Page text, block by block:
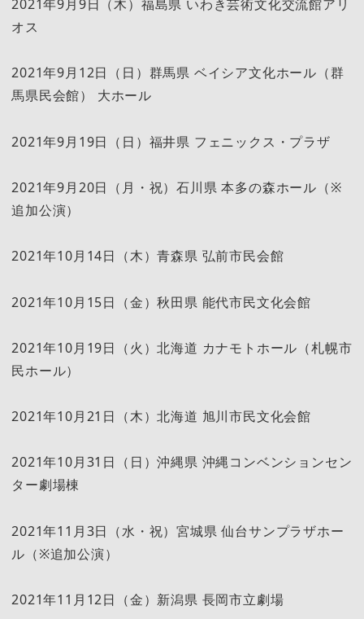
2021年9月9日（木）福島県 いわき芸術文化交流館アリ
オス
2021年9月12日（日）群馬県 ベイシア文化ホール（群
馬県民会館） 大ホール
2021年9月19日（日）福井県 フェニックス・プラザ
2021年9月20日（月・祝）石川県 本多の森ホール（※
追加公演）
2021年10月14日（木）青森県 弘前市民会館
2021年10月15日（金）秋田県 能代市民文化会館
2021年10月19日（火）北海道 カナモトホール（札幌市
民ホール）
2021年10月21日（木）北海道 旭川市民文化会館
2021年10月31日（日）沖縄県 沖縄コンベンションセン
ター劇場棟
2021年11月3日（水・祝）宮城県 仙台サンプラザホー
ル（※追加公演）
2021年11月12日（金）新潟県 長岡市立劇場